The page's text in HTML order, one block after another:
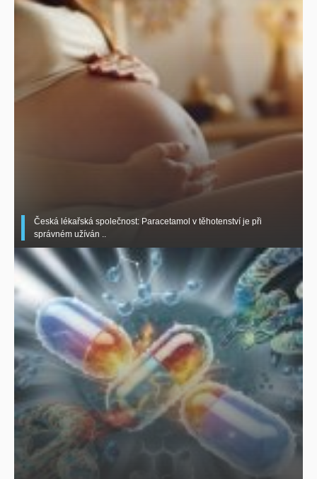
Česká lékařská společnost: Paracetamol v těhotenství je při
správném užíván ..